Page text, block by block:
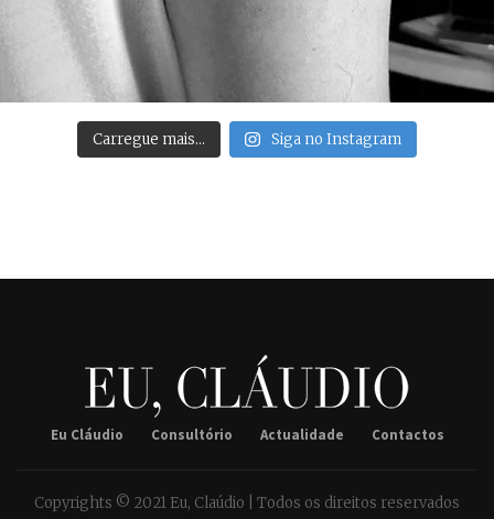
Carregue mais… Siga no Instagram
Eu Cláudio Consultório Actualidade Contactos
Copyrights © 2021 Eu, Claúdio | Todos os direitos reservados